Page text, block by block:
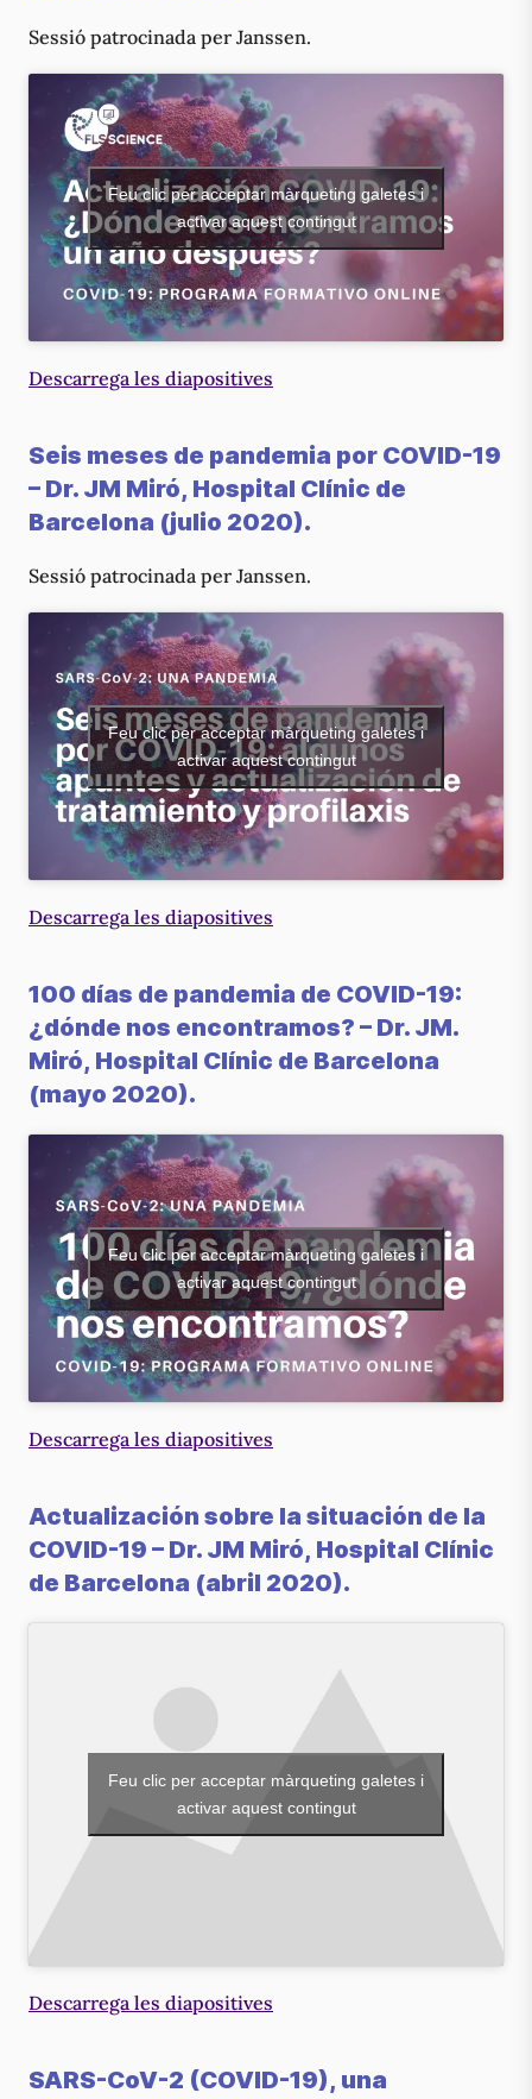
Sessió patrocinada per Janssen.
Feu clic per acceptar màrqueting galetes i
activar aquest contingut
Descarrega les diapositives
Seis meses de pandemia por COVID-19
– Dr. JM Miró, Hospital Clínic de
Barcelona (julio 2020).
Sessió patrocinada per Janssen.
Feu clic per acceptar màrqueting galetes i
activar aquest contingut
Descarrega les diapositives
100 días de pandemia de COVID-19:
¿dónde nos encontramos? – Dr. JM.
Miró, Hospital Clínic de Barcelona
(mayo 2020).
Feu clic per acceptar màrqueting galetes i
activar aquest contingut
Descarrega les diapositives
Actualización sobre la situación de la
COVID-19 – Dr. JM Miró, Hospital Clínic
de Barcelona (abril 2020).
Feu clic per acceptar màrqueting galetes i
activar aquest contingut
Descarrega les diapositives
SARS-CoV-2 (COVID-19), una